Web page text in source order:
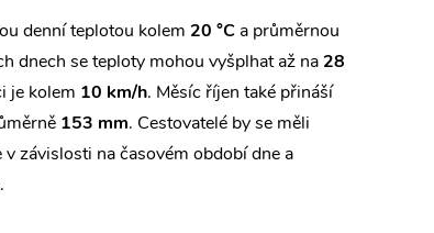
denní teplotou kolem 20 °C a průměrnou
dnech se teploty mohou vyšplhat až na 28
je kolem 10 km/h. Měsíc říjen také přináší
153 mm. Cestovatelé by se měli
závislosti na časovém období dne a